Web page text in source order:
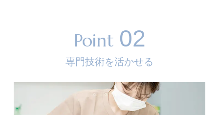
Point 02
専門技術を活かせる